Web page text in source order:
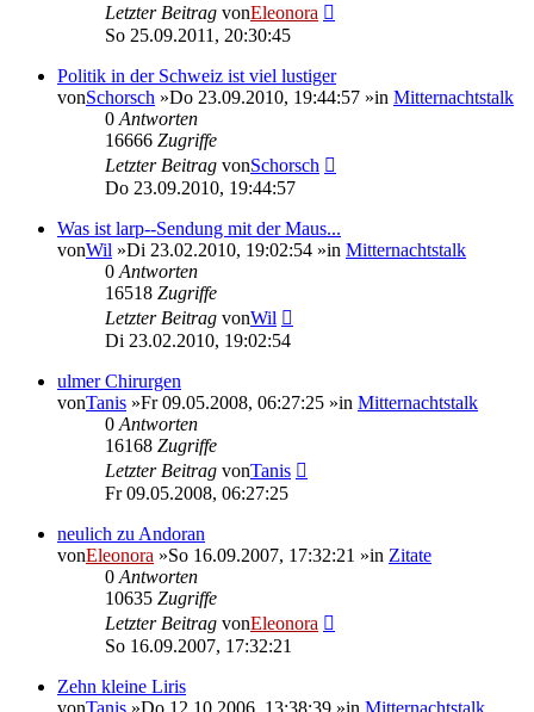
Letzter Beitrag vonEleonora
So 25.09.2011, 20:30:45
Politik in der Schweiz ist viel lustiger
vonSchorsch »Do 23.09.2010, 19:44:57 »in Mitternachtstalk
0 Antworten
16666 Zugriffe
Letzter Beitrag vonSchorsch
Do 23.09.2010, 19:44:57
Was ist larp--Sendung mit der Maus...
vonWil »Di 23.02.2010, 19:02:54 »in Mitternachtstalk
0 Antworten
16518 Zugriffe
Letzter Beitrag vonWil
Di 23.02.2010, 19:02:54
ulmer Chirurgen
vonTanis »Fr 09.05.2008, 06:27:25 »in Mitternachtstalk
0 Antworten
16168 Zugriffe
Letzter Beitrag vonTanis
Fr 09.05.2008, 06:27:25
neulich zu Andoran
vonEleonora »So 16.09.2007, 17:32:21 »in Zitate
0 Antworten
10635 Zugriffe
Letzter Beitrag vonEleonora
So 16.09.2007, 17:32:21
Zehn kleine Liris
vonTanis »Do 12.10.2006, 13:38:39 »in Mitternachtstalk